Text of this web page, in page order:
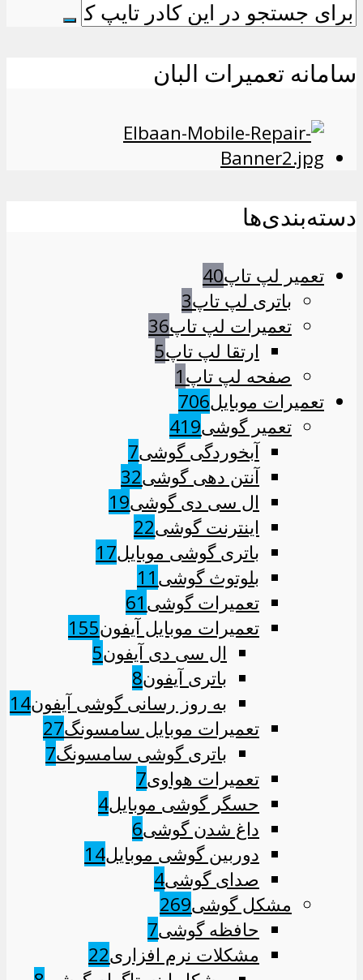
سامانه تعمیرات البان
دسته‌بندی‌ها
تعمیر لپ تاپ40
باتری لپ تاپ3
تعمیرات لپ تاپ36
ارتقا لپ تاپ5
صفحه لپ تاپ1
تعمیرات موبایل706
تعمیر گوشی419
آبخوردگی گوشی7
آنتن دهی گوشی32
ال سی دی گوشی19
اینترنت گوشی22
باتری گوشی موبایل17
بلوتوث گوشی11
تعمیرات گوشی61
تعمیرات موبایل آیفون155
ال سی دی آیفون5
باتری آیفون8
به روز رسانی گوشی آیفون14
تعمیرات موبایل سامسونگ27
باتری گوشی سامسونگ7
تعمیرات هواوی7
حسگر گوشی موبایل4
داغ شدن گوشی6
دوربین گوشی موبایل14
صدای گوشی4
مشکل گوشی269
حافظه گوشی7
مشکلات نرم افزاری22